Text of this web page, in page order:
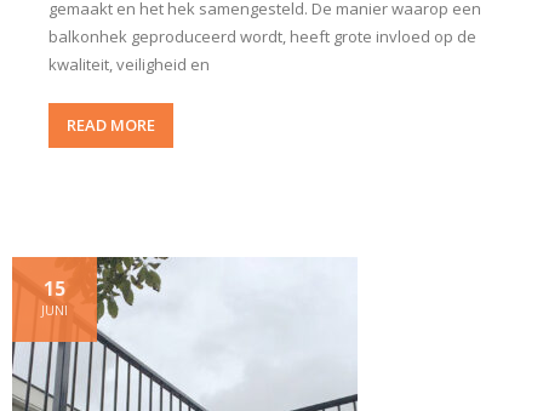
gemaakt en het hek samengesteld. De manier waarop een
balkonhek geproduceerd wordt, heeft grote invloed op de
kwaliteit, veiligheid en
READ MORE
15
JUNI